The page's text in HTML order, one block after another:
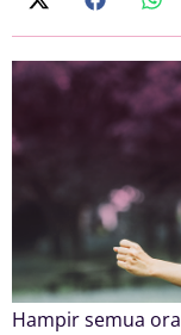
Hampir semua